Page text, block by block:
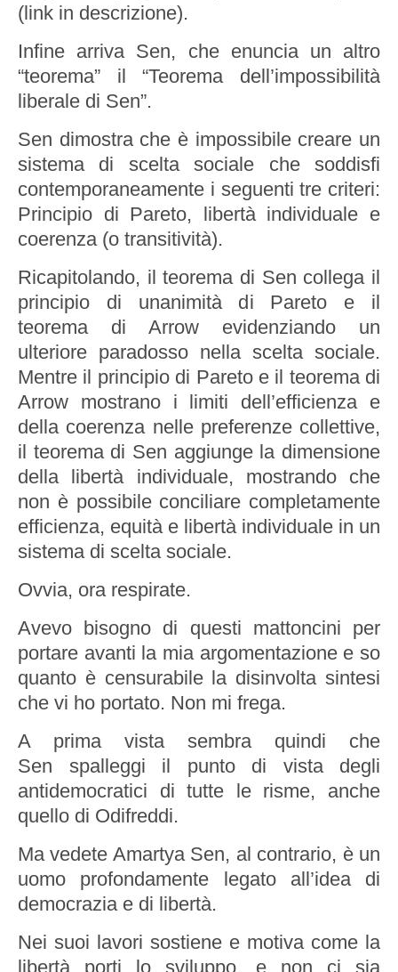
(link in descrizione).
Infine arriva Sen, che enuncia un altro
“teorema” il “Teorema dell’impossibilità
liberale di Sen”.
Sen dimostra che è impossibile creare un
sistema di scelta sociale che soddisfi
contemporaneamente i seguenti tre criteri:
Principio di Pareto, libertà individuale e
coerenza (o transitività).
Ricapitolando, il teorema di Sen collega il
principio di unanimità di Pareto e il
teorema di Arrow evidenziando un
ulteriore paradosso nella scelta sociale.
Mentre il principio di Pareto e il teorema di
Arrow mostrano i limiti dell’efficienza e
della coerenza nelle preferenze collettive,
il teorema di Sen aggiunge la dimensione
della libertà individuale, mostrando che
non è possibile conciliare completamente
efficienza, equità e libertà individuale in un
sistema di scelta sociale.
Ovvia, ora respirate.
Avevo bisogno di questi mattoncini per
portare avanti la mia argomentazione e so
quanto è censurabile la disinvolta sintesi
che vi ho portato. Non mi frega.
A prima vista sembra quindi che
Sen spalleggi il punto di vista degli
antidemocratici di tutte le risme, anche
quello di Odifreddi.
Ma vedete Amartya Sen, al contrario, è un
uomo profondamente legato all’idea di
democrazia e di libertà.
Nei suoi lavori sostiene e motiva come la
libertà porti lo sviluppo, e non ci sia